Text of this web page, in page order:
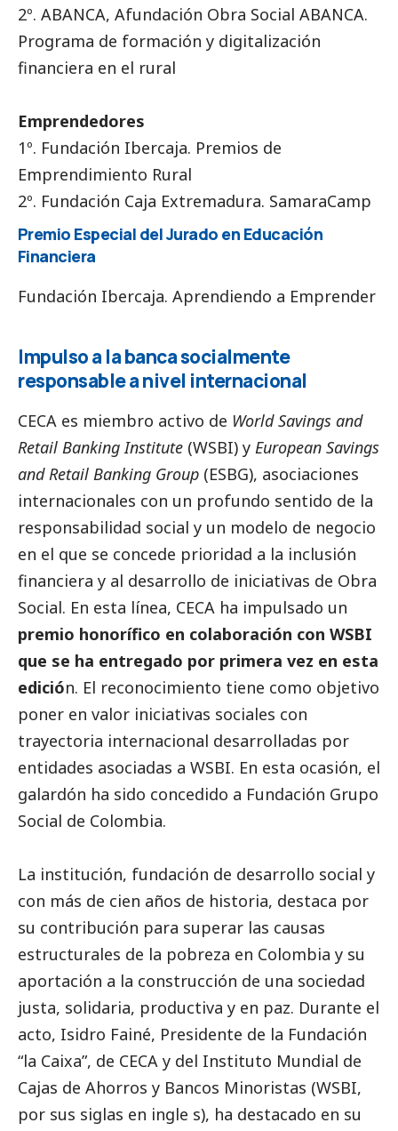
2º. ABANCA, Afundación Obra Social ABANCA.
Programa de formación y digitalización
financiera en el rural
Emprendedores
1º. Fundación Ibercaja. Premios de
Emprendimiento Rural
2º. Fundación Caja Extremadura. SamaraCamp
Premio Especial del Jurado en Educación
Financiera
Fundación Ibercaja. Aprendiendo a Emprender
Impulso a la banca socialmente
responsable a nivel internacional
CECA es miembro activo de World Savings and
Retail Banking Institute (WSBI) y European Savings
and Retail Banking Group (ESBG), asociaciones
internacionales con un profundo sentido de la
responsabilidad social y un modelo de negocio
en el que se concede prioridad a la inclusión
financiera y al desarrollo de iniciativas de Obra
Social. En esta línea, CECA ha impulsado un
premio honorífico en colaboración con WSBI
que se ha entregado por primera vez en esta
edición. El reconocimiento tiene como objetivo
poner en valor iniciativas sociales con
trayectoria internacional desarrolladas por
entidades asociadas a WSBI. En esta ocasión, el
galardón ha sido concedido a Fundación Grupo
Social de Colombia.
La institución, fundación de desarrollo social y
con más de cien años de historia, destaca por
su contribución para superar las causas
estructurales de la pobreza en Colombia y su
aportación a la construcción de una sociedad
justa, solidaria, productiva y en paz. Durante el
acto, Isidro Fainé, Presidente de la Fundación
“la Caixa”, de CECA y del Instituto Mundial de
Cajas de Ahorros y Bancos Minoristas (WSBI,
por sus siglas en ingle s), ha destacado en su